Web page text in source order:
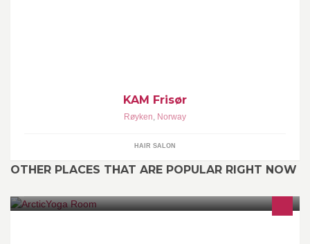
KAM Frisør
Røyken, Norway
HAIR SALON
OTHER PLACES THAT ARE POPULAR RIGHT NOW